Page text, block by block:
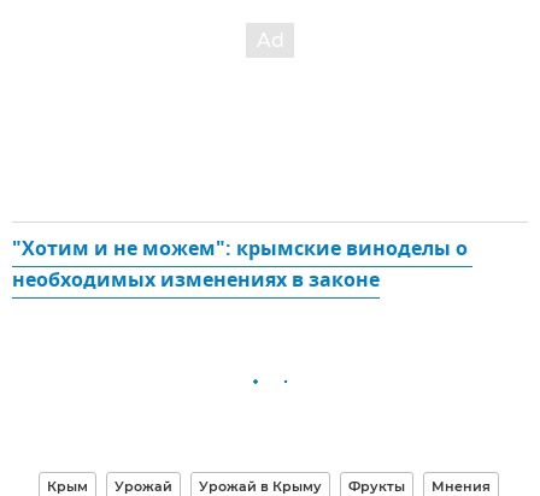
"Хотим и не можем": крымские виноделы о
необходимых изменениях в законе
Крым Урожай Урожай в Крыму Фрукты Мнения